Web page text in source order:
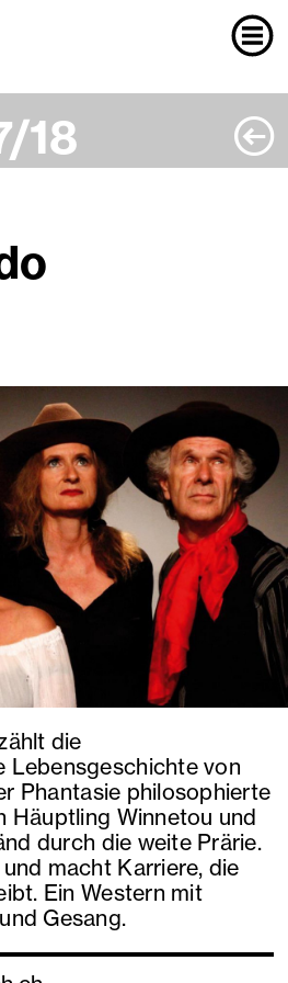
18 P
die
Lebensgeschichte von
Phantasie philosophierte
Häuptling Winnetou und
durch die weite Prärie.
macht Karriere, die
Ein Western mit
Gesang.